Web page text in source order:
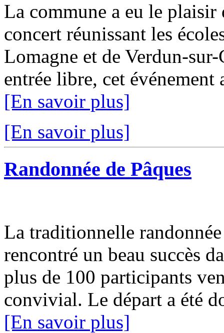
La commune a eu le
concert réunissant les
Lomagne et de Verdun-
entrée libre, cet événement
[En savoir plus]
[En savoir plus]
Randonnée de Pâques
La traditionnelle
rencontré un beau succès
plus de 100 participants
convivial. Le départ a été
[En savoir plus]